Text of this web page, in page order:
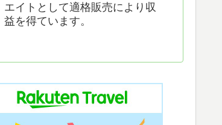
エイトとして適格販売により収
益を得ています。